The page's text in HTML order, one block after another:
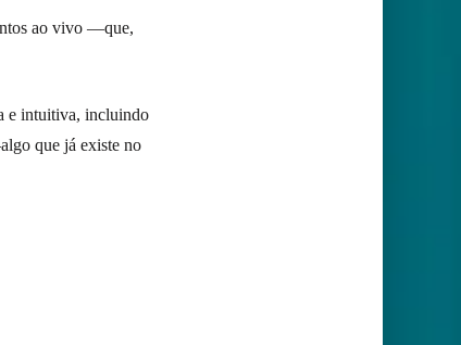
ao vivo —que,
e intuitiva, incluindo
que já existe no